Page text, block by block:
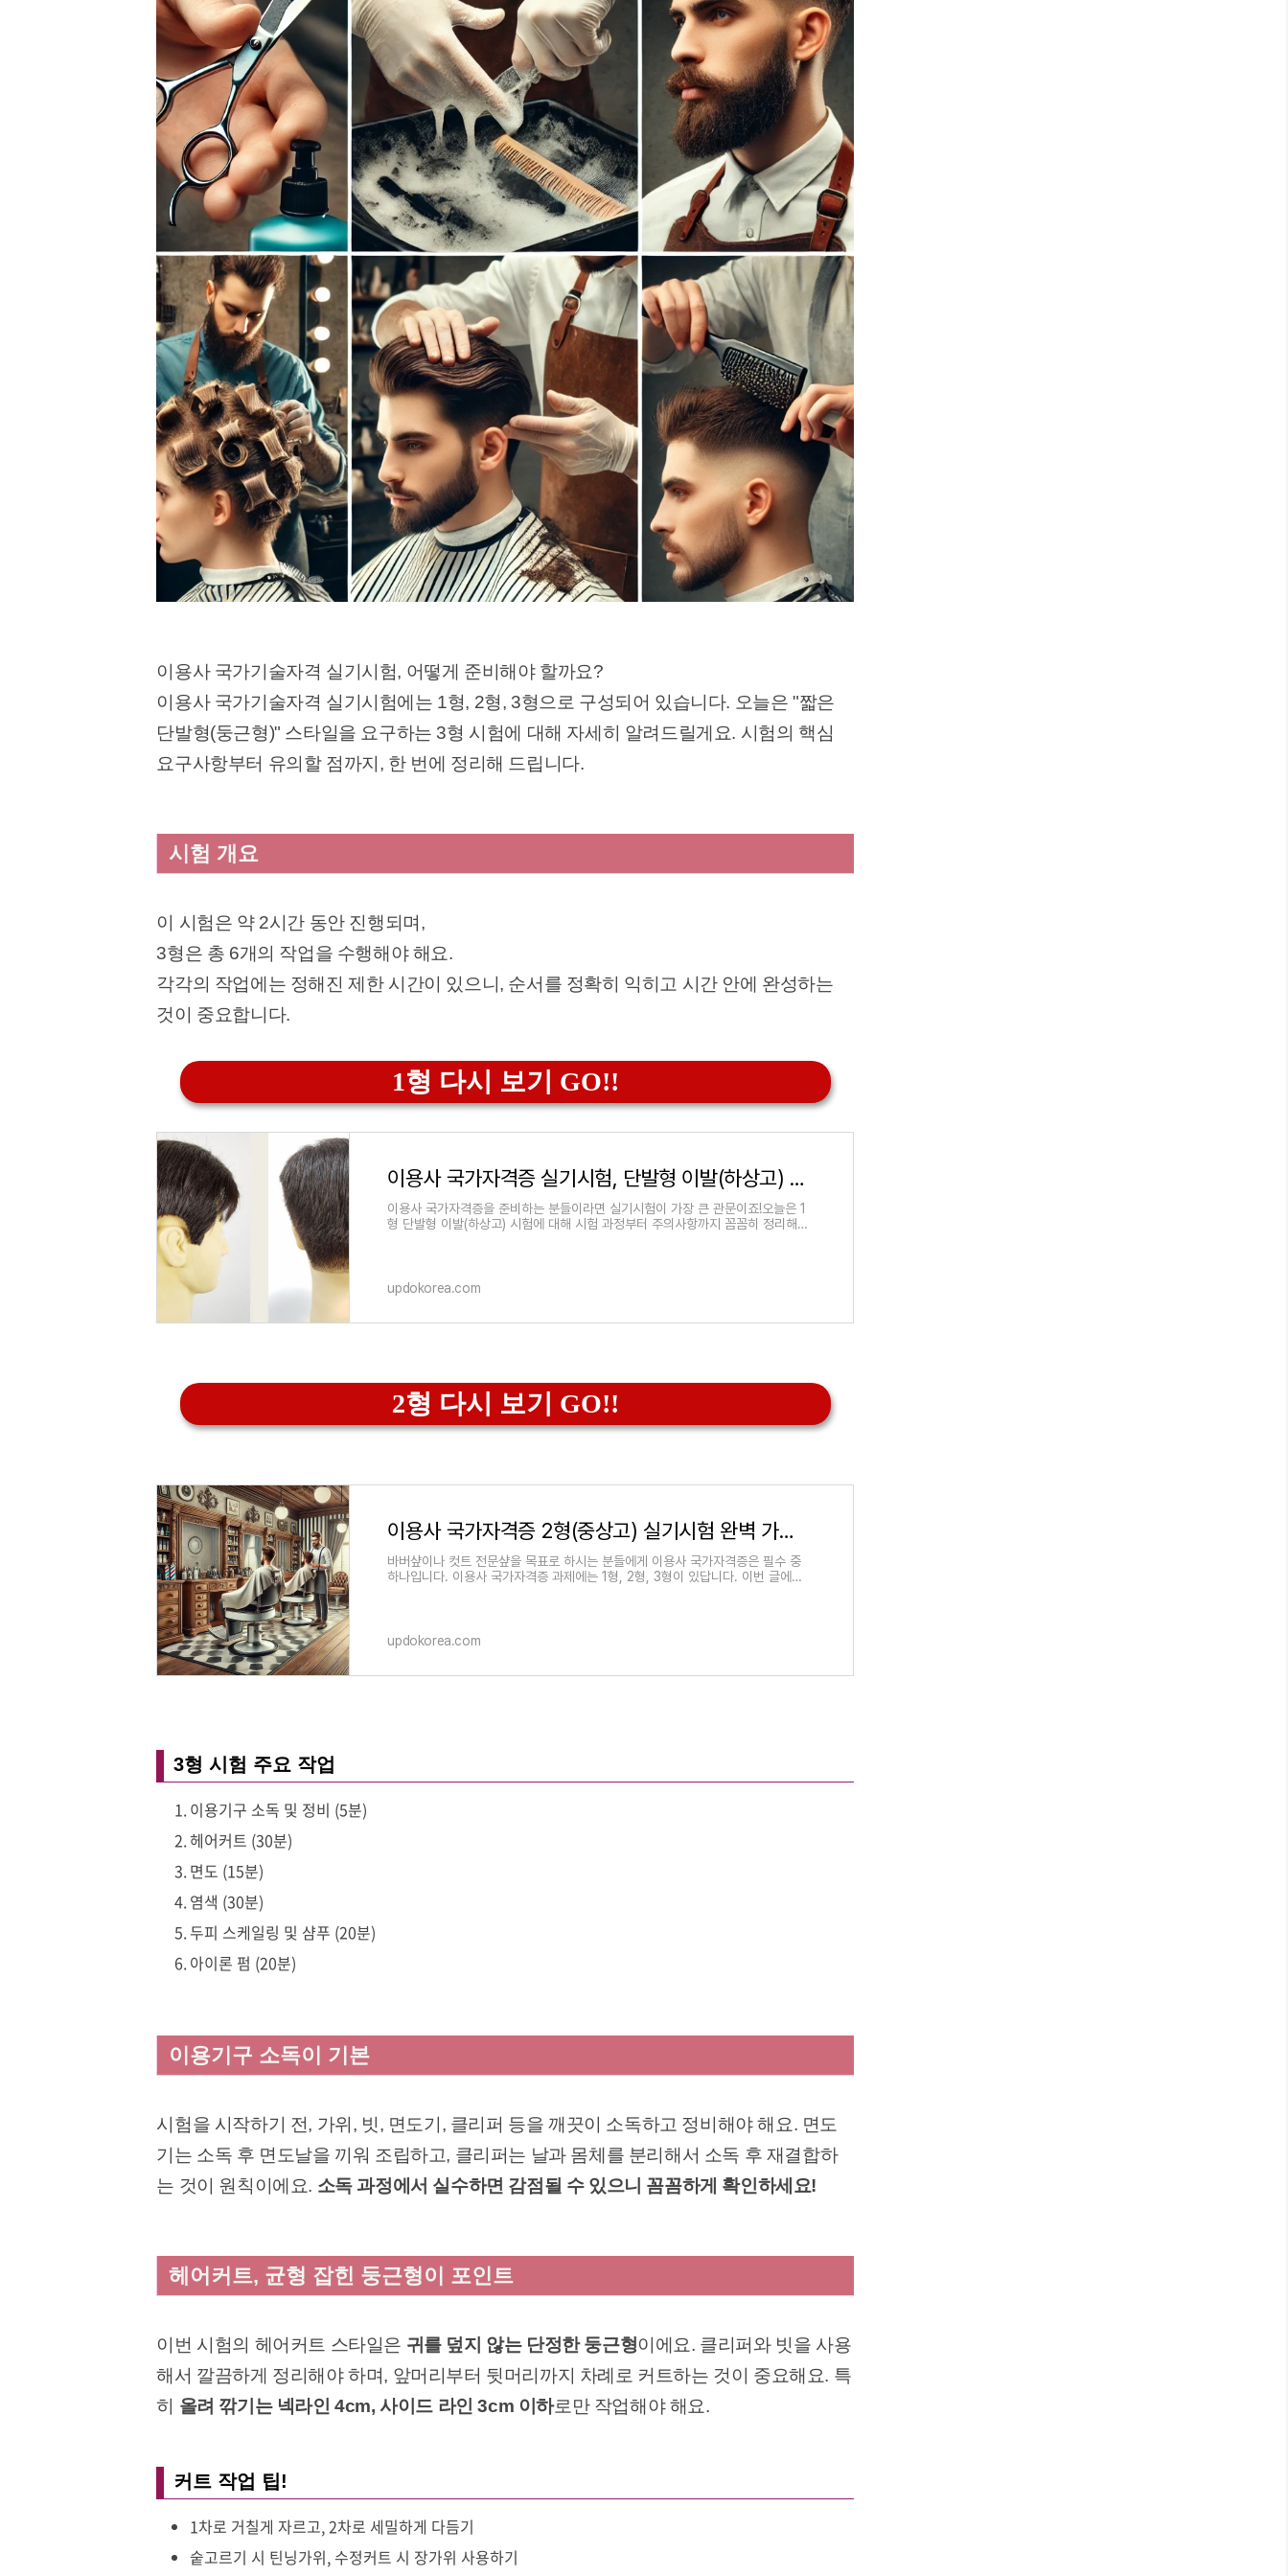
이용사 국가기술자격 실기시험, 어떻게 준비해야 할까요?
이용사 국가기술자격 실기시험에는 1형, 2형, 3형으로 구성되어 있습니다. 오늘은 "짧은
단발형(둥근형)" 스타일을 요구하는 3형 시험에 대해 자세히 알려드릴게요. 시험의 핵심
요구사항부터 유의할 점까지, 한 번에 정리해 드립니다.
시험 개요
이 시험은 약 2시간 동안 진행되며,
3형은 총 6개의 작업을 수행해야 해요.
각각의 작업에는 정해진 제한 시간이 있으니, 순서를 정확히 익히고 시간 안에 완성하는
것이 중요합니다.
1형 다시 보기 GO!!
이용사 국가자격증 실기시험, 단발형 이발(하상고) 완벽 정리!
이용사 국가자격증을 준비하는 분들이라면 실기시험이 가장 큰 관문이죠!오늘은 1
형 단발형 이발(하상고) 시험에 대해 시험 과정부터 주의사항까지 꼼꼼히 정리해볼
updokorea.com
2형 다시 보기 GO!!
이용사 국가자격증 2형(중상고) 실기시험 완벽 가이드
바버샾이나 컷트 전문샾을 목표로 하시는 분들에게 이용사 국가자격증은 필수 중
하나입니다. 이용사 국가자격증 과제에는 1형, 2형, 3형이 있답니다. 이번 글에서
updokorea.com
3형 시험 주요 작업
이용기구 소독 및 정비 (5분)
헤어커트 (30분)
면도 (15분)
염색 (30분)
두피 스케일링 및 샴푸 (20분)
아이론 펌 (20분)
이용기구 소독이 기본
시험을 시작하기 전, 가위, 빗, 면도기, 클리퍼 등을 깨끗이 소독하고 정비해야 해요. 면도
기는 소독 후 면도날을 끼워 조립하고, 클리퍼는 날과 몸체를 분리해서 소독 후 재결합하
는 것이 원칙이에요. 소독 과정에서 실수하면 감점될 수 있으니 꼼꼼하게 확인하세요!
헤어커트, 균형 잡힌 둥근형이 포인트
이번 시험의 헤어커트 스타일은 귀를 덮지 않는 단정한 둥근형이에요. 클리퍼와 빗을 사용
해서 깔끔하게 정리해야 하며, 앞머리부터 뒷머리까지 차례로 커트하는 것이 중요해요. 특
히 올려 깎기는 넥라인 4cm, 사이드 라인 3cm 이하로만 작업해야 해요.
커트 작업 팁!
1차로 거칠게 자르고, 2차로 세밀하게 다듬기
숱고르기 시 틴닝가위, 수정커트 시 장가위 사용하기